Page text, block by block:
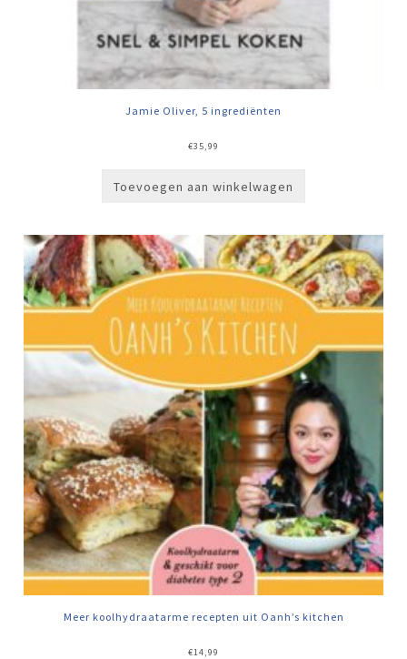
Jamie Oliver, 5 ingrediënten
€35,99
Toevoegen aan winkelwagen
Meer koolhydraatarme recepten uit Oanh’s kitchen
€14,99